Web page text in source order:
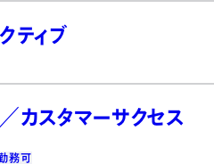
ティブ
カスタマーサクセス
務可